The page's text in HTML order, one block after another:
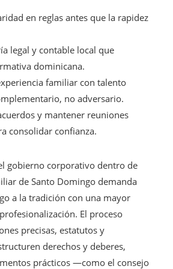
en reglas antes que la rapidez
legal y contable local que
dominicana.
familiar con talento
no adversario.
y mantener reuniones
consolidar confianza.
gobierno corporativo dentro de
de Santo Domingo demanda
a la tradición con una mayor
El proceso
precisas, estatutos y
derechos y deberes,
prácticos —como el consejo